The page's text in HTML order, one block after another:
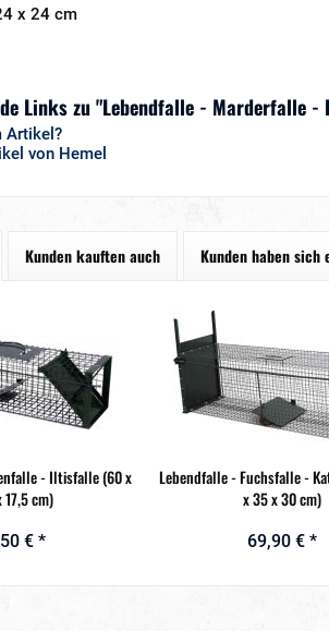
x 24 cm
Links zu "Lebendfalle - Marderfalle
Artikel?
von Hemel
Kunden kauften auch Kunden haben sich
- Iltisfalle (60 x
17,5 cm)
€ *
Lebendfalle - Fuchsfalle -
x 35 x 30 cm)
69,90 € *